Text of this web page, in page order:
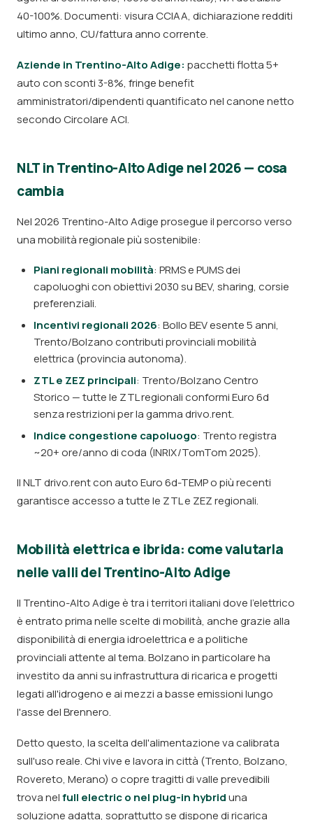
40-100%. Documenti: visura CCIAA, dichiarazione redditi
ultimo anno, CU/fattura anno corrente.
Aziende in Trentino-Alto Adige: pacchetti flotta 5+
auto con sconti 3-8%, fringe benefit
amministratori/dipendenti quantificato nel canone netto
secondo Circolare ACI.
NLT in Trentino-Alto Adige nel 2026 — cosa
cambia
Nel 2026 Trentino-Alto Adige prosegue il percorso verso
una mobilità regionale più sostenibile:
Piani regionali mobilità: PRMS e PUMS dei
capoluoghi con obiettivi 2030 su BEV, sharing, corsie
preferenziali.
Incentivi regionali 2026: Bollo BEV esente 5 anni,
Trento/Bolzano contributi provinciali mobilità
elettrica (provincia autonoma).
ZTL e ZEZ principali: Trento/Bolzano Centro
Storico — tutte le ZTL regionali conformi Euro 6d
senza restrizioni per la gamma drivo.rent.
Indice congestione capoluogo: Trento registra
~20+ ore/anno di coda (INRIX/TomTom 2025).
Il NLT drivo.rent con auto Euro 6d-TEMP o più recenti
garantisce accesso a tutte le ZTL e ZEZ regionali.
Mobilità elettrica e ibrida: come valutarla
nelle valli del Trentino-Alto Adige
Il Trentino-Alto Adige è tra i territori italiani dove l'elettrico
è entrato prima nelle scelte di mobilità, anche grazie alla
disponibilità di energia idroelettrica e a politiche
provinciali attente al tema. Bolzano in particolare ha
investito da anni su infrastruttura di ricarica e progetti
legati all'idrogeno e ai mezzi a basse emissioni lungo
l'asse del Brennero.
Detto questo, la scelta dell'alimentazione va calibrata
sull'uso reale. Chi vive e lavora in città (Trento, Bolzano,
Rovereto, Merano) o copre tragitti di valle prevedibili
trova nelfull electric o nel plug-in hybriduna
soluzione adatta, soprattutto se dispone di ricarica